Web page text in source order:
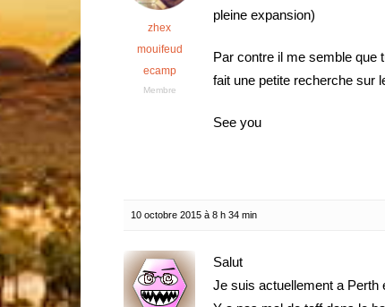
zhex
mouifeud
ecamp
Membre
pleine expansion)
Par contre il me semble que
fait une petite recherche sur
See you
10 octobre 2015 à 8 h 34 min
Salut
Je suis actuellement a Perth